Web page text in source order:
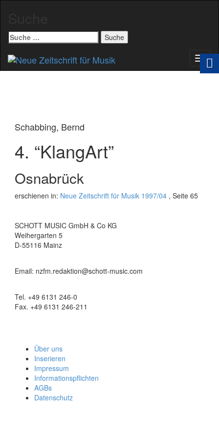
Suche
nach:
Schabbing, Bernd
4. “KlangArt”
Osnabrück
erschienen in: Neue Zeitschrift für Musik 1997/04 , Seite 65
SCHOTT MUSIC GmbH & Co KG
Weihergarten 5
D-55116 Mainz
Email: nzfm.redaktion@schott-music.com
Tel. +49 6131 246-0
Fax. +49 6131 246-211
Über uns
Inserieren
Impressum
Informationspflichten
AGBs
Datenschutz